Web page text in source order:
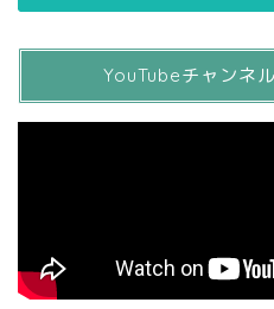
YouTubeチャンネ